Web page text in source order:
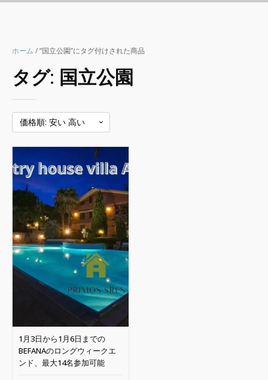
ホーム / “国立公園”にタグ付けされた商品
タグ: 国立公園
1月3日から1月6日までの
BEFANAのロングウィークエ
ンド、最大14名参加可能